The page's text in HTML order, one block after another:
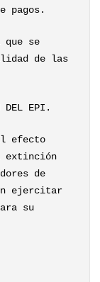
pagos.
se
de las
DEL EPI.
efecto
extinción
de
ejercitar
su